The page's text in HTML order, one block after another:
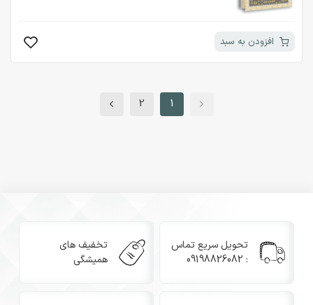
افزودن به سبد
1
2
تحویل سریع تماس
: 09198826082
تخفیف های
همیشگی